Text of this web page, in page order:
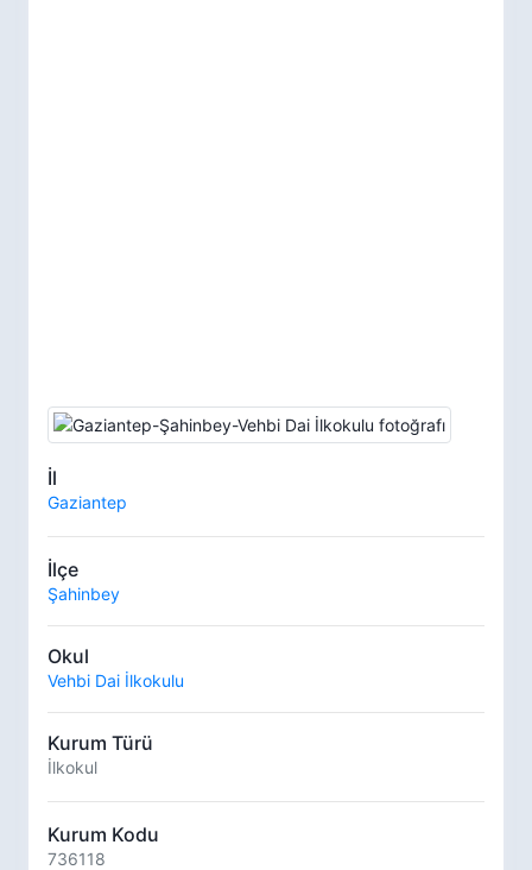
İl
Gaziantep
İlçe
Şahinbey
Okul
Vehbi Dai İlkokulu
Kurum Türü
İlkokul
Kurum Kodu
736118